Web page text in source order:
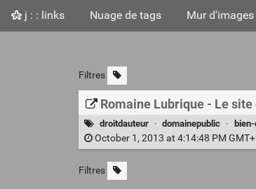
j : : links Nuage de tags Mur d'images
Filtres
Romaine Lubrique - Le
droitdauteur · domainepublic ·
October 1, 2013 at 4:14:48 PM
Filtres